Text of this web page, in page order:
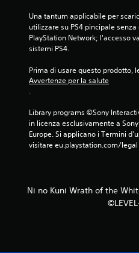
Una tantum applicabile per
utilizzare su PS4 pincipale
PlayStation Network; l'accesso
sistemi PS4.
Prima di usare questo prodotto,
Avvertenze per la salute
.
Library programs ©Sony
in licenza esclusivamente a
Europe. Si applicano i Termini
visitare eu.playstation.com/
Ni no Kuni Wrath of the